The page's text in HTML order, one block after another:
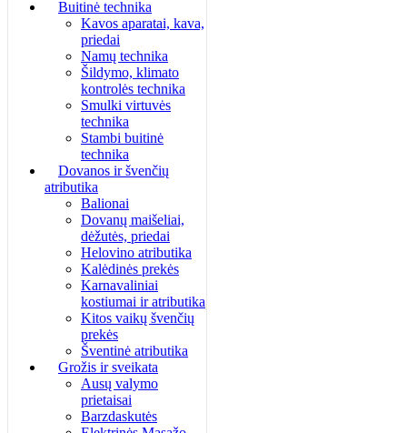
Buitinė technika
Kavos aparatai, kava,
priedai
Namų technika
Šildymo, klimato
kontrolės technika
Smulki virtuvės
technika
Stambi buitinė
technika
Dovanos ir švenčių
atributika
Balionai
Dovanų maišeliai,
dėžutės, priedai
Helovino atributika
Kalėdinės prekės
Karnavaliniai
kostiumai ir atributika
Kitos vaikų švenčių
prekės
Šventinė atributika
Grožis ir sveikata
Ausų valymo
prietaisai
Barzdaskutės